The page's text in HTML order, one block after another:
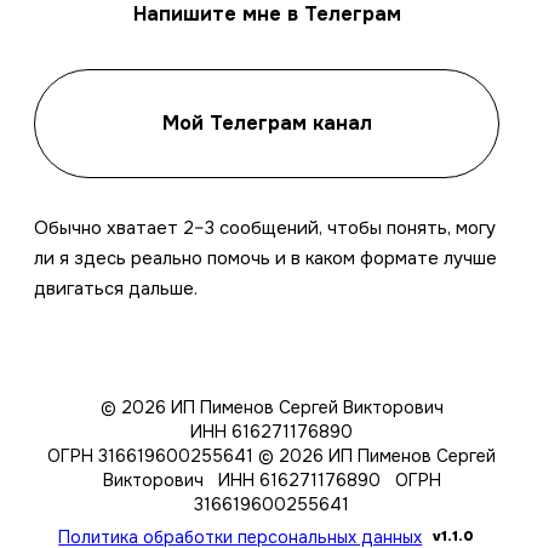
Напишите мне в Телеграм
Мой Телеграм канал
Обычно хватает 2–3 сообщений, чтобы понять, могу
ли я здесь реально помочь и в каком формате лучше
двигаться дальше.
© 2026 ИП Пименов Сергей Викторович
ИНН 616271176890
ОГРН 316619600255641 © 2026 ИП Пименов Сергей
Викторович ИНН 616271176890 ОГРН
316619600255641
Политика обработки персональных данных v1.1.0